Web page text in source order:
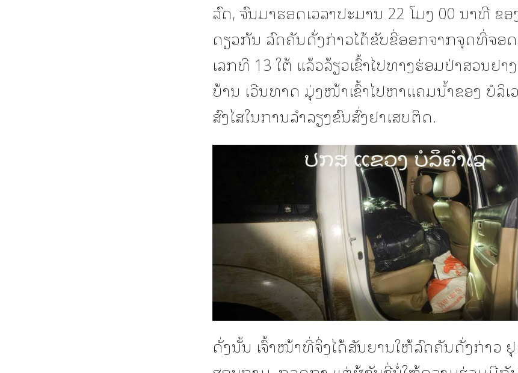
ລົດ, ຈົນມາຮອດເວລາປະມານ 22 ໂມງ 00 ນາທີ ຂອ
ດຽວກັນ ລົດຄັນດັ່ງກ່າວໄດ້ຂັບຂີ່ອອກຈາກຈຸດທີ່ຈອ
ເລກທີ 13 ໃຕ້ ແລ້ວລ້ຽວເຂົ້າໄປທາງຮ່ອມປ່າສວນຢາ
ບ້ານ ເວີນທາດ ມຸ່ງໜ້າເຂົ້າໄປຫາແຄມນໍ້າຂອງ ບໍລິເ
ສົງໄສໃນການລຳລຽງຂົນສົ່ງຢາເສບຕິດ.
ດັ່ງນັ້ນ ເຈົ້າໜ້າທີ່ຈຶ່ງໄດ້ສັນຍານໃຫ້ລົດຄັນດັ່ງກ່າວ